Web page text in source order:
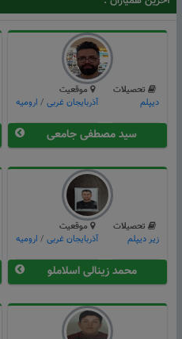
تحصیلات
دیپلم
موقعیت
آذربایجان غربی / ارومیه
سید مصطفی جامعی
تحصیلات
زیر دیپلم
موقعیت
آذربایجان غربی / ارومیه
محمد زینالی اسلاملو